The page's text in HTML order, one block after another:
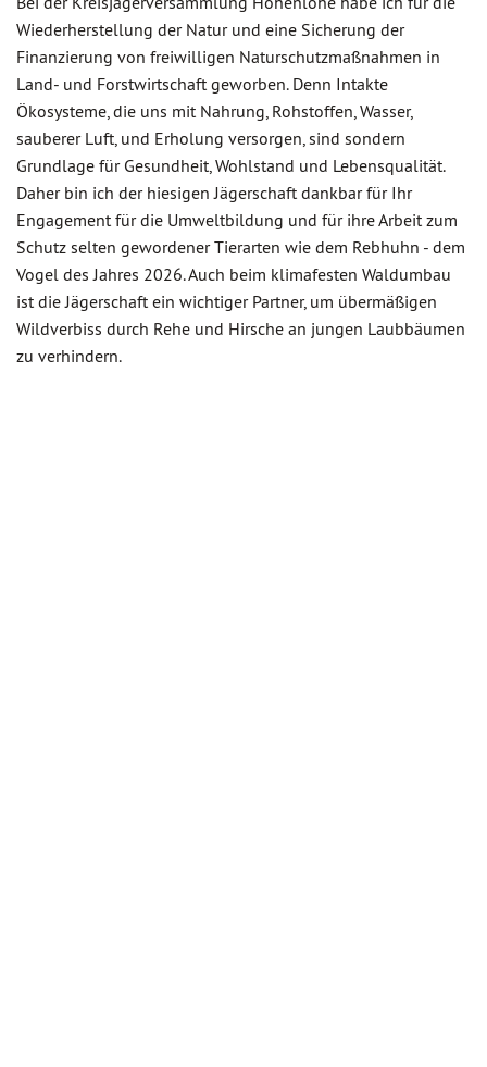
Wiederherstellung der Natur und eine Sicherung der
Finanzierung von freiwilligen Naturschutzmaßnahmen in
Land- und Forstwirtschaft geworben. Denn Intakte
Ökosysteme, die uns mit Nahrung, Rohstoffen, Wasser,
sauberer Luft, und Erholung versorgen, sind sondern
Grundlage für Gesundheit, Wohlstand und Lebensqualität.
Daher bin ich der hiesigen Jägerschaft dankbar für Ihr
Engagement für die Umweltbildung und für ihre Arbeit zum
Schutz selten gewordener Tierarten wie dem Rebhuhn - dem
Vogel des Jahres 2026. Auch beim klimafesten Waldumbau
ist die Jägerschaft ein wichtiger Partner, um übermäßigen
Wildverbiss durch Rehe und Hirsche an jungen Laubbäumen
zu verhindern.